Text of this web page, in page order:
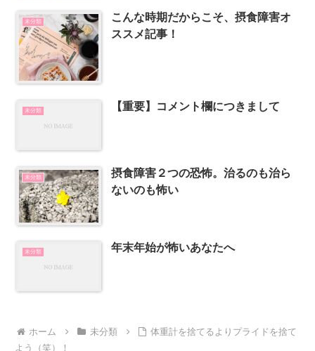
未分類
こんな時期だからこそ、摂食障害オ
ススメ記事！
未分類 【重要】コメント欄につきまして
未分類
摂食障害２つの恐怖。治るのも治ら
ないのも怖い
未分類 年末年始が怖いあなたへ
ホーム 未分類
体重計を捨てるよりプライドを捨て
よう（笑）！